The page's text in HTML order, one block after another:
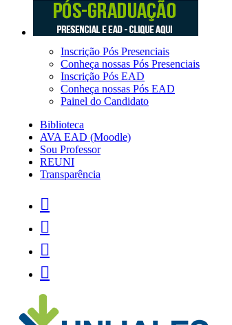
Inscrição Pós Presenciais
Conheça nossas Pós Presenciais
Inscrição Pós EAD
Conheça nossas Pós EAD
Painel do Candidato
Biblioteca
AVA EAD (Moodle)
Sou Professor
REUNI
Transparência



